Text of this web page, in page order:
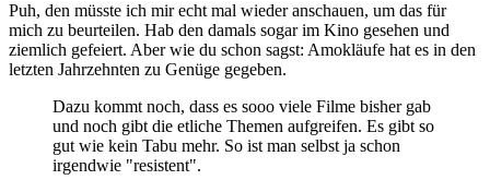
Puh, den müsste ich mir echt mal wieder anschauen, um das für
mich zu beurteilen. Hab den damals sogar im Kino gesehen und
ziemlich gefeiert. Aber wie du schon sagst: Amokläufe hat es in den
letzten Jahrzehnten zu Genüge gegeben.
Dazu kommt noch, dass es sooo viele Filme bisher gab
und noch gibt die etliche Themen aufgreifen. Es gibt so
gut wie kein Tabu mehr. So ist man selbst ja schon
irgendwie "resistent".